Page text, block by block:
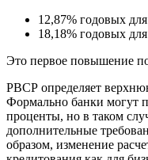
12,87% годовых
18,18% годовых
Это первое повышение
РВСР определяет
Формально банки могут
проценты, но в таком
дополнительные
образом, изменение